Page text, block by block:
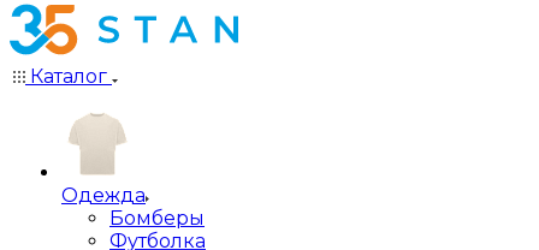
Каталог
Одежда
Бомберы
Футболка